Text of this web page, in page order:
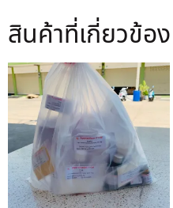
สินค้าที่เกี่ยวข้อง